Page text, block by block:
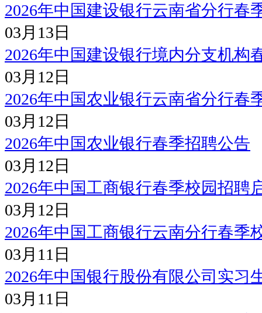
2026年中国建设银行云南省分行春
03月13日
2026年中国建设银行境内分支机构
03月12日
2026年中国农业银行云南省分行春
03月12日
2026年中国农业银行春季招聘公告
03月12日
2026年中国工商银行春季校园招聘
03月12日
2026年中国工商银行云南分行春季
03月11日
2026年中国银行股份有限公司实习
03月11日